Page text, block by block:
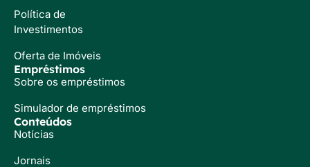
Política de
Investimentos
Oferta de Imóveis
Empréstimos
Sobre os empréstimos
Simulador de empréstimos
Conteúdos
Notícias
Jornais